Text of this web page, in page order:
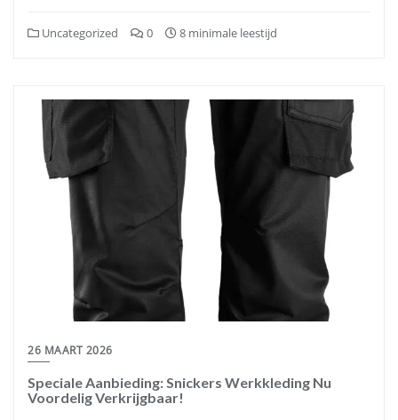
Uncategorized 0 8 minimale leestijd
26 MAART 2026
Speciale Aanbieding: Snickers Werkkleding Nu
Voordelig Verkrijgbaar!